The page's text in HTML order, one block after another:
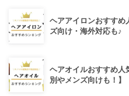
ヘアアイロンおすすめ
ズ向け・海外対応も♪
ヘアオイルおすすめ人
別やメンズ向けも！】